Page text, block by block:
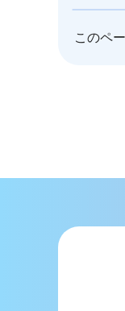
このペ
こ